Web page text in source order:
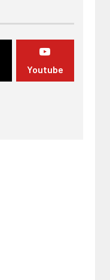
Youtube